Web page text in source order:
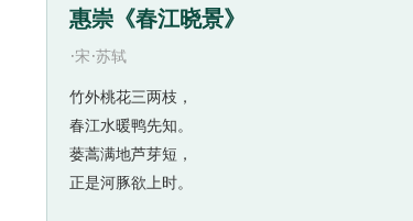
惠崇《春江晓景》
·宋·苏轼
竹外桃花三两枝，
春江水暖鸭先知。
蒌蒿满地芦芽短，
正是河豚欲上时。